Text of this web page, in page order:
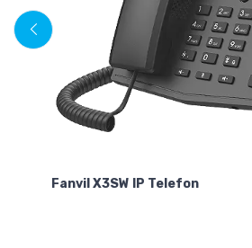
Fanvil X3SW IP Telefon